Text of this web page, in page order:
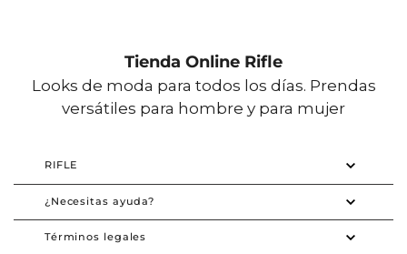
Tienda Online Rifle
Looks de moda para todos los días. Prendas
versátiles para hombre y para mujer
RIFLE
¿Necesitas ayuda?
Términos legales